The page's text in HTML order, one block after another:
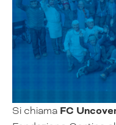
Si chiama FC